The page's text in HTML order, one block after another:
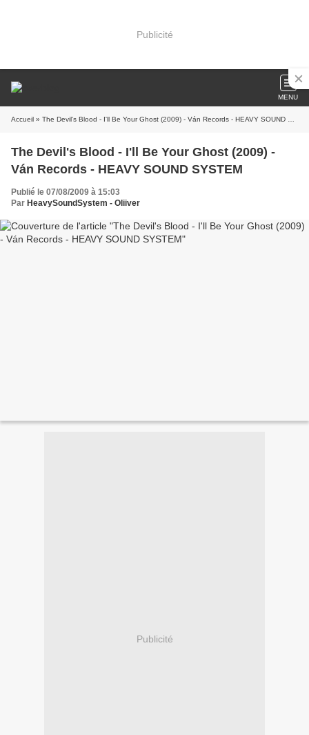
Publicité
MENU
Accueil » The Devil's Blood - I'll Be Your Ghost (2009) - Ván Records - HEAVY SOUND SYSTEM
The Devil's Blood - I'll Be Your Ghost (2009) -
Ván Records - HEAVY SOUND SYSTEM
Publié le 07/08/2009 à 15:03
Par HeavySoundSystem - Oliiver
Publicité